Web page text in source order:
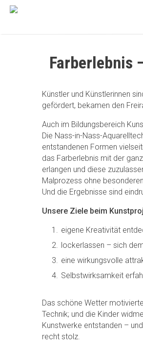
Farberlebnis
Künstler und Künstlerinnen
gefördert, bekamen den
Auch im Bildungsbereich
Die Nass-in-Nass-
entstandenen Formen
das Farberlebnis mit der
erlangen und diese
Malprozess ohne
Und die Ergebnisse sind
Unsere Ziele beim
eigene Kreativität
lockerlassen – sich
eine wirkungsvolle
Selbstwirksamkeit
Das schöne Wetter
Technik; und die Kinder
Kunstwerke entstanden –
recht stolz.